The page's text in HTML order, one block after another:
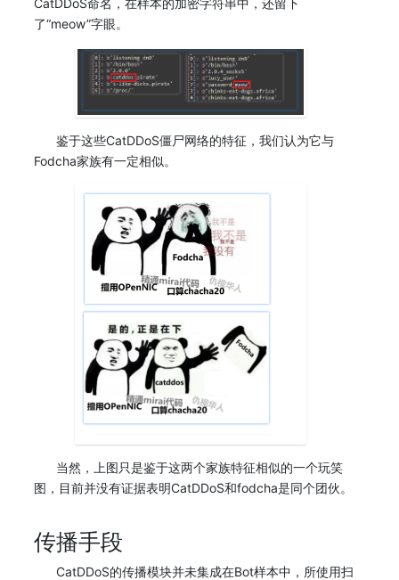
CatDDoS命名，在样本的加密字符串中，还留下
了“meow”字眼。
鉴于这些CatDDoS僵尸网络的特征，我们认为它与
Fodcha家族有一定相似。
当然，上图只是鉴于这两个家族特征相似的一个玩笑
图，目前并没有证据表明CatDDoS和fodcha是同个团伙。
传播手段
CatDDoS的传播模块并未集成在Bot样本中，所使用扫